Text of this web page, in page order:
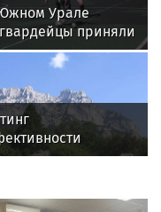
Урале
приняли
в спортивных
ко Дню
Совета